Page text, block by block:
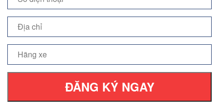
ĐĂNG KÝ NGAY